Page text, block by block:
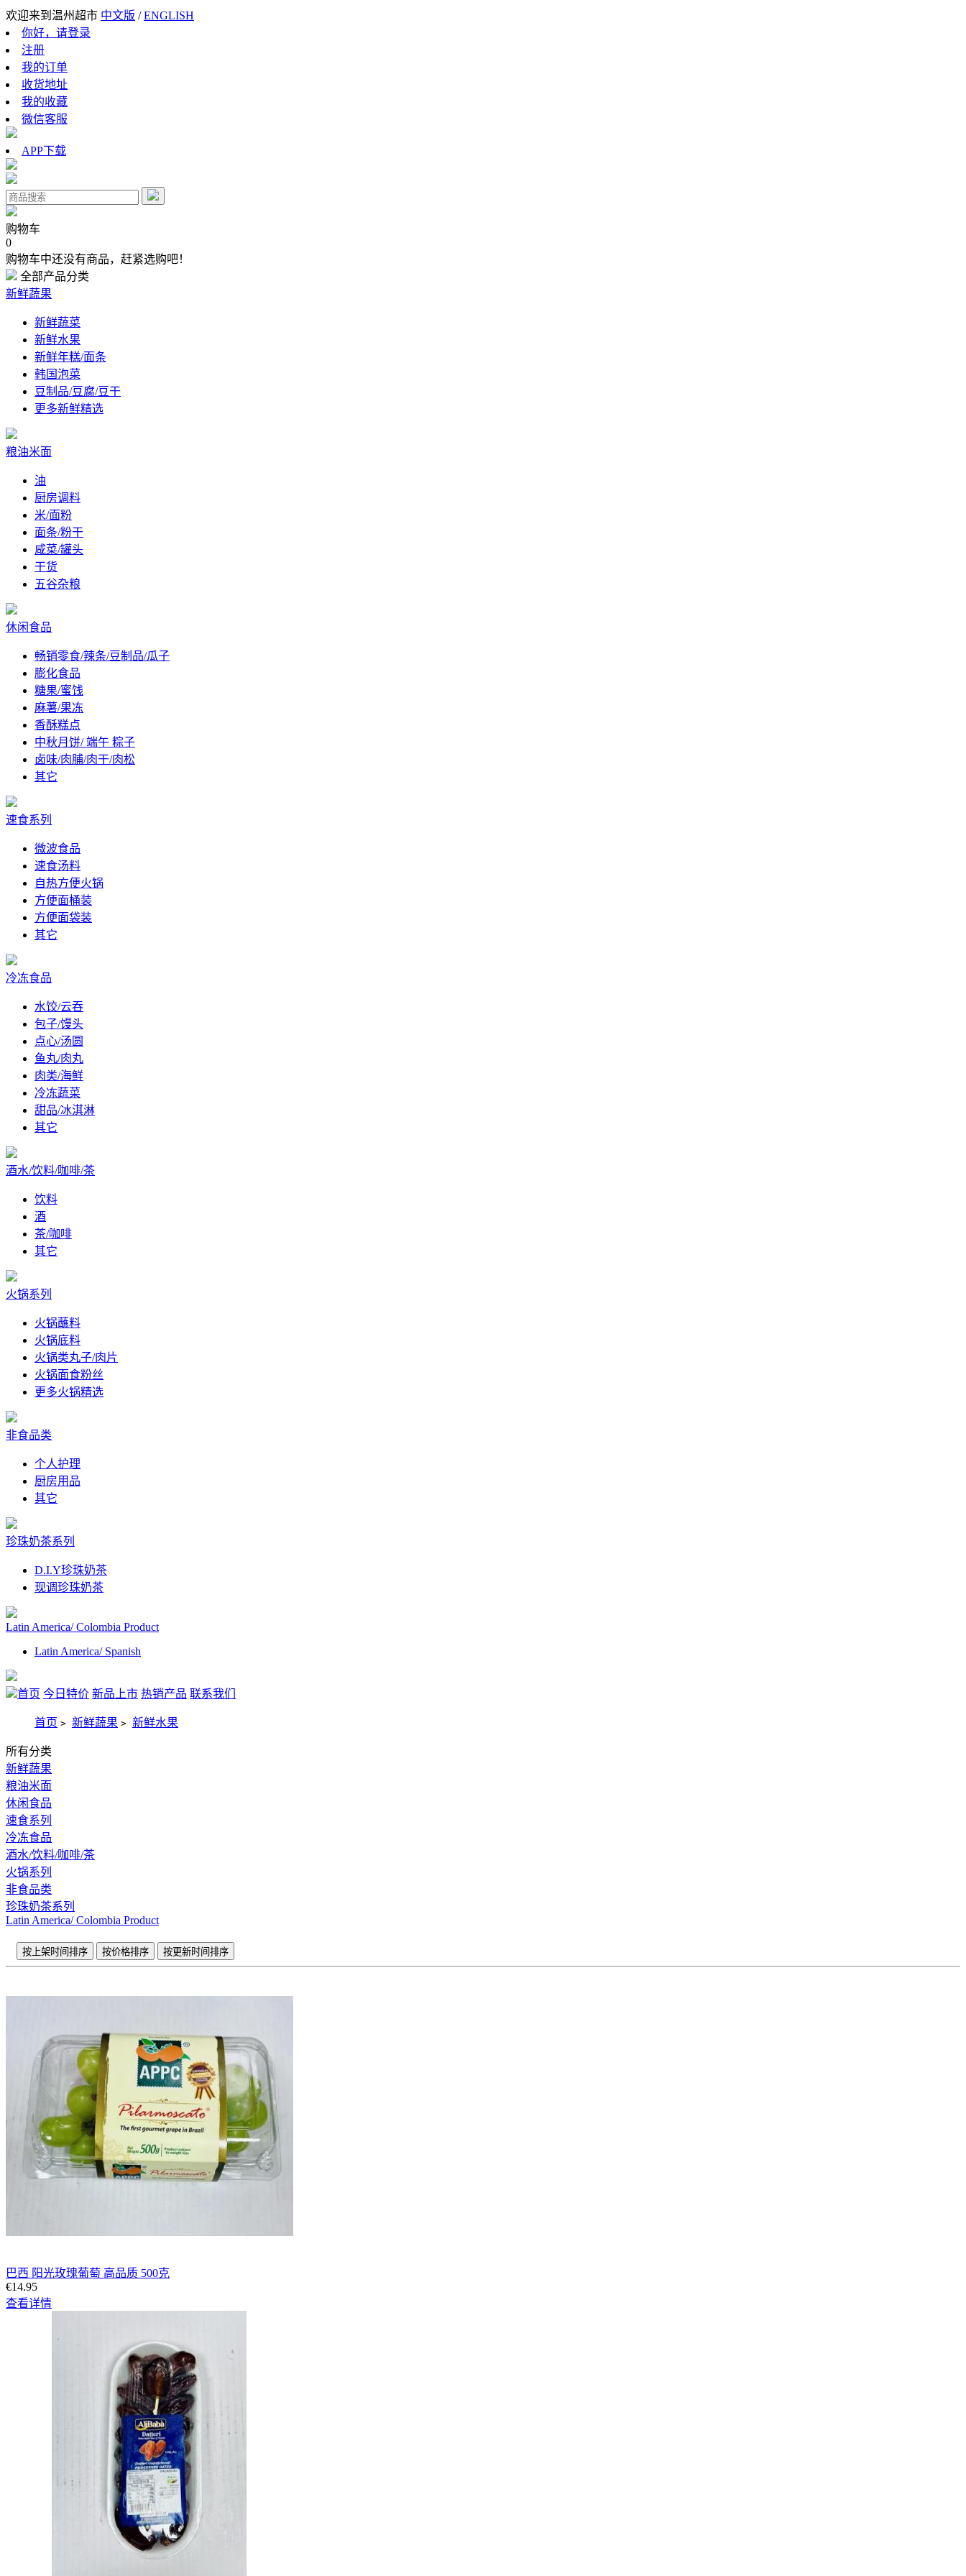
欢迎来到温州超市 中文版 /ENGLISH
你好，请登录
注册
我的订单
收货地址
我的收藏
微信客服
APP下载
购物车
0
购物车中还没有商品，赶紧选购吧！
全部产品分类
新鲜蔬果
新鲜蔬菜
新鲜水果
新鲜年糕/面条
韩国泡菜
豆制品/豆腐/豆干
更多新鲜精选
粮油米面
油
厨房调料
米/面粉
面条/粉干
咸菜/罐头
干货
五谷杂粮
休闲食品
畅销零食/辣条/豆制品/瓜子
膨化食品
糖果/蜜饯
麻薯/果冻
香酥糕点
中秋月饼/ 端午 粽子
卤味/肉脯/肉干/肉松
其它
速食系列
微波食品
速食汤料
自热方便火锅
方便面桶装
方便面袋装
其它
冷冻食品
水饺/云吞
包子/馒头
点心/汤圆
鱼丸/肉丸
肉类/海鲜
冷冻蔬菜
甜品/冰淇淋
其它
酒水/饮料/咖啡/茶
饮料
酒
茶/咖啡
其它
火锅系列
火锅蘸料
火锅底料
火锅类丸子/肉片
火锅面食粉丝
更多火锅精选
非食品类
个人护理
厨房用品
其它
珍珠奶茶系列
D.I.Y珍珠奶茶
现调珍珠奶茶
Latin America/ Colombia Product
Latin America/ Spanish
首页 今日特价 新品上市 热销产品 联系我们
首页 > 新鲜蔬果 > 新鲜水果
所有分类
新鲜蔬果
粮油米面
休闲食品
速食系列
冷冻食品
酒水/饮料/咖啡/茶
火锅系列
非食品类
珍珠奶茶系列
Latin America/ Colombia Product
按上架时间排序 按价格排序 按更新时间排序
巴西 阳光玫瑰葡萄 高品质 500克
€14.95
查看详情